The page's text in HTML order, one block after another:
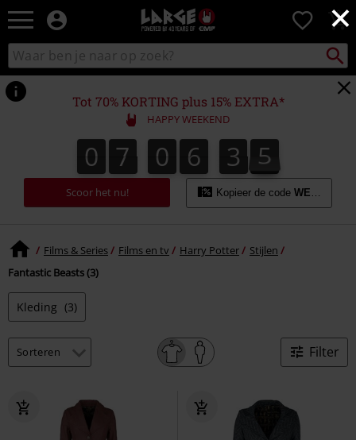
×
Large
–
Muziek-,
en
gaming-
merch
+
alternatieve
kleding
0
Zoek
in
catalogus
zoeken
Tot 70% KORTING plus 15% EXTRA*
HAPPY WEEKEND
0
0 7
7 0
0 6
6 3
4
3 5
6
5
Scoor het nu! Kopieer de code WEEKEND
Films & Series Films en tv Harry Potter
Stijlen
Fantastic Beasts (3)
Kleding (3)
Filter